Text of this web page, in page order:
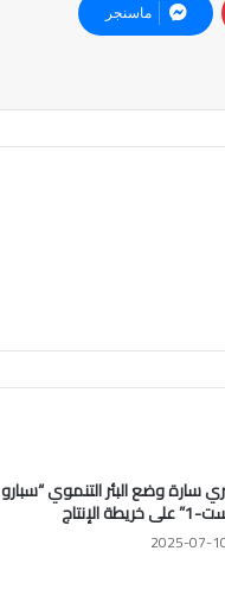
ماسنجر
سارة وضع البئر التنموي “سبارو
الإنتاج
2025-07-